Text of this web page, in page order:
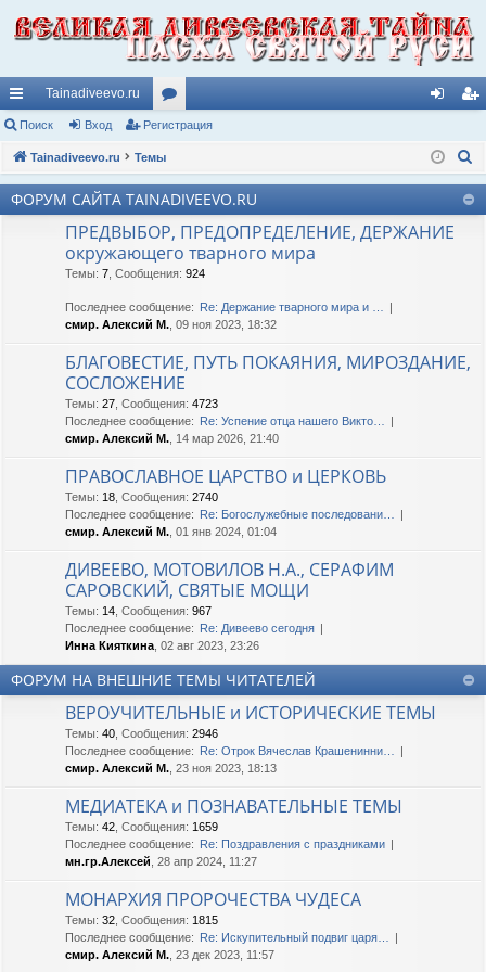
с
ы
лк
Tainadiveevo.ru
ор
ум
ы
д ис
тр
Поиск Вход Регистрация
Tainadiveevo.ru Темы
ФОРУМ САЙТА TAINADIVEEVO.RU
ПРЕДВЫБОР, ПРЕДОПРЕДЕЛЕНИЕ, ДЕРЖАНИЕ
окружающего тварного мира
Темы: 7 Сообщения: 924
Последнее сообщение: Re: Держание тварного мира и …
смир. Алексий М. , 09 ноя 2023, 18:32
БЛАГОВЕСТИЕ, ПУТЬ ПОКАЯНИЯ, МИРОЗДАНИЕ,
СОСЛОЖЕНИЕ
Темы: 27 Сообщения: 4723
Последнее сообщение: Re: Успение отца нашего Викто…
смир. Алексий М. , 14 мар 2026, 21:40
ПРАВОСЛАВНОЕ ЦАРСТВО и ЦЕРКОВЬ
Темы: 18 Сообщения: 2740
Последнее сообщение: Re: Богослужебные последовани…
смир. Алексий М. , 01 янв 2024, 01:04
ДИВЕЕВО, МОТОВИЛОВ Н.А., СЕРАФИМ
САРОВСКИЙ, СВЯТЫЕ МОЩИ
Темы: 14 Сообщения: 967
Последнее сообщение: Re: Дивеево сегодня
Инна Кияткина , 02 авг 2023, 23:26
ФОРУМ НА ВНЕШНИЕ ТЕМЫ ЧИТАТЕЛЕЙ
ВЕРОУЧИТЕЛЬНЫЕ и ИСТОРИЧЕСКИЕ ТЕМЫ
Темы: 40 Сообщения: 2946
Последнее сообщение: Re: Отрок Вячеслав Крашенинни…
смир. Алексий М. , 23 ноя 2023, 18:13
МЕДИАТЕКА и ПОЗНАВАТЕЛЬНЫЕ ТЕМЫ
Темы: 42 Сообщения: 1659
Последнее сообщение: Re: Поздравления с праздниками
мн.гр.Алексей , 28 апр 2024, 11:27
МОНАРХИЯ ПРОРОЧЕСТВА ЧУДЕСА
Темы: 32 Сообщения: 1815
Последнее сообщение: Re: Искупительный подвиг царя…
смир. Алексий М. , 23 дек 2023, 11:57